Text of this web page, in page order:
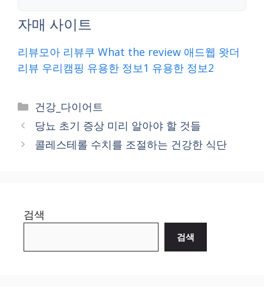
자매 사이트
리뷰모아 리뷰쿠 What the review 애드웹 왓더
리뷰 우리캠핑 유용한 정보1 유용한 정보2
Categories
건강_다이어트
당뇨 초기 증상 미리 알아야 할 것들
콜레스테롤 수치를 조절하는 건강한 식단
검색
검색